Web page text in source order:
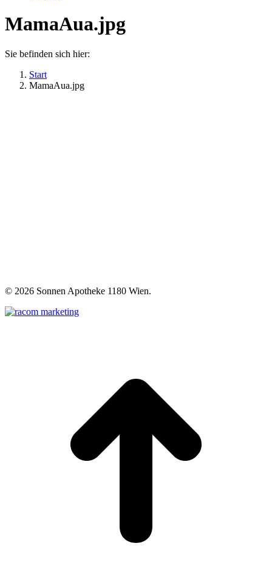
MamaAua.jpg
Sie befinden sich hier:
Start
MamaAua.jpg
© 2026 Sonnen Apotheke 1180 Wien.